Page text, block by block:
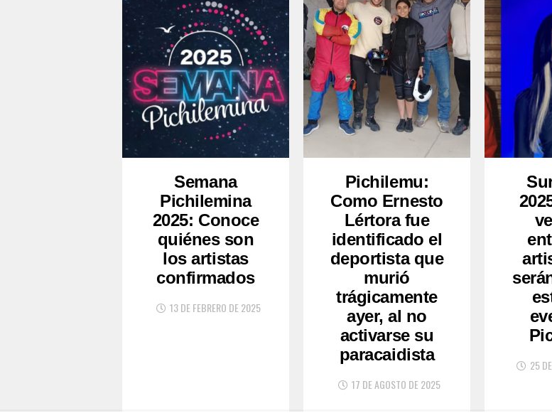
Semana
Pichilemina
2025: Conoce
quiénes son
los artistas
confirmados
13 DE FEBRERO DE 2025
Pichilemu:
Como Ernesto
Lértora fue
identificado el
deportista que
murió
trágicamente
ayer, al no
activarse su
paracaidista
17 DE AGOSTO DE 2025
25